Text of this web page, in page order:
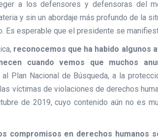
a los defensores y defensoras del
y sin un abordaje más profundo de la
Es esperable que el presidente se
reconocemos que ha habido algunos
cuando vemos que muchos
Plan Nacional de Búsqueda, a la
víctimas de violaciones de derechos
de 2019, cuyo contenido aún no es
compromisos en derechos humanos